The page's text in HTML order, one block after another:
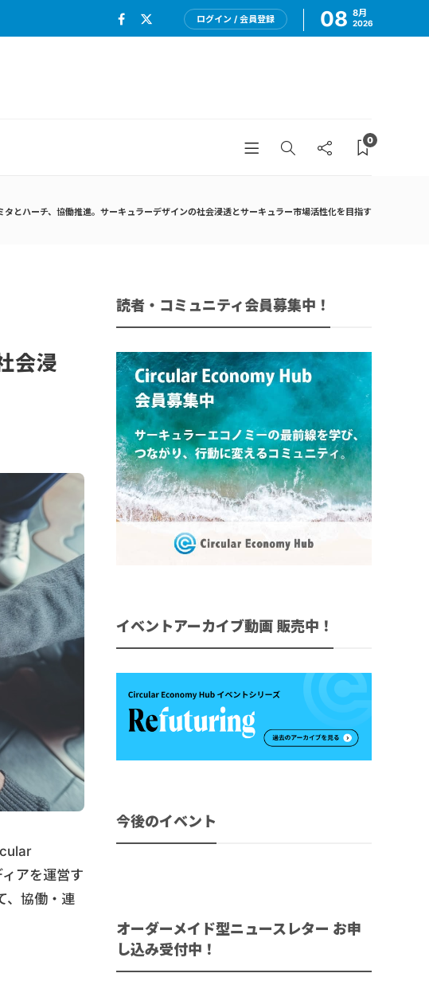
ログイン / 会員登録 08 8月
2026
0
タとハーチ、協働推進。サーキュラーデザインの社会浸透とサーキュラー市場活性化を目指す
会浸
アを運営す
、協働・連
読者・コミュニティ会員募集中！
イベントアーカイブ動画 販売中！
今後のイベント
オーダーメイド型ニュースレター お申
し込み受付中！